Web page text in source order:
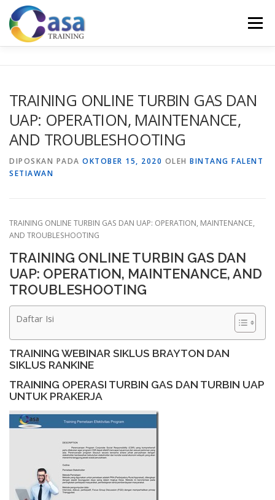
Lompat
konten
Menu
KONTAK KAMI SERTIFIKASI EVALUASI
TRAINING ONLINE TURBIN GAS DAN
UAP: OPERATION, MAINTENANCE,
AND TROUBLESHOOTING
DIPOSKAN PADA OKTOBER 15, 2020 OLEH BINTANG FALENT
SETIAWAN
TRAINING ONLINE TURBIN GAS DAN UAP: OPERATION, MAINTENANCE,
AND TROUBLESHOOTING
TRAINING ONLINE TURBIN GAS DAN
UAP: OPERATION, MAINTENANCE, AND
TROUBLESHOOTING
Daftar Isi
TRAINING WEBINAR SIKLUS BRAYTON DAN
SIKLUS RANKINE
TRAINING OPERASI TURBIN GAS DAN TURBIN UAP
UNTUK PRAKERJA